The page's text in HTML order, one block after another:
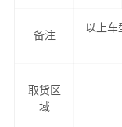
2、高速往返，自
4、同样运价比速
备注
以上车
取货区
域